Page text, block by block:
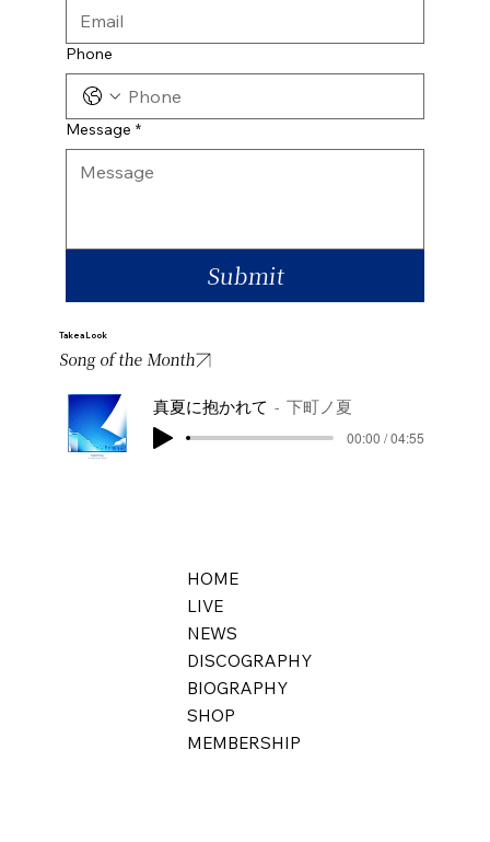
Phone
Message *
Submit
Take a Look
Song of the Month
真夏に抱かれて
下町ノ夏
00:00 / 04:55
HOME
LIVE
NEWS
DISCOGRAPHY
BIOGRAPHY
SHOP
MEMBERSHIP